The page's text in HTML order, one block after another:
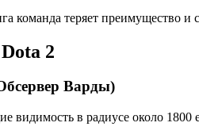
команда теряет преимущество и
2
Варды)
видимость в радиусе около